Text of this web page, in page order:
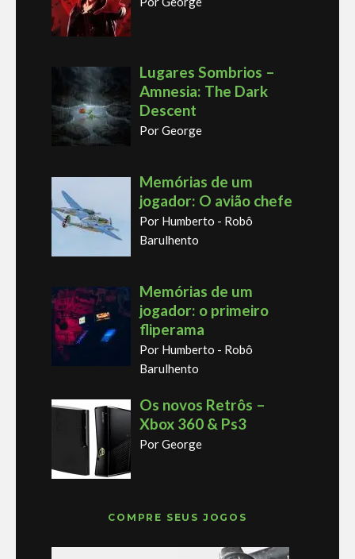
Lugares Sombrios –
Amnesia: The Dark
Descent
Por George
Memórias de um
jogador: O avião chefe
Por Humberto - Robô
Barulhento
Memórias de um
jogador: o primeiro
fliperama
Por Humberto - Robô
Barulhento
Os novos Retrôs –
Xbox 360 & Ps3
Por George
COMPRE SEUS JOGOS